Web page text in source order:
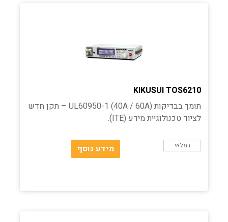
KIKUSUI TOS6210
תומך בבדיקות UL60950-1 (40A / 60A) – תקן חדש
לציוד טכנולוגיית מידע (ITE).
במלאי מידע נוסף